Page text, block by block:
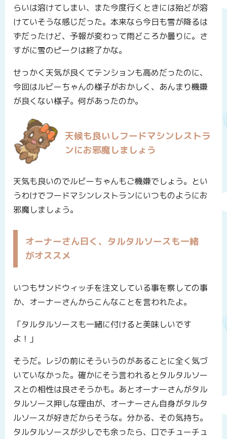
らいは溶けてしまい、また今度行くときには殆どが溶
けていそうな感じだった。本来なら今日も雪が降るは
ずだったけど、予報が変わって雨どころか曇りに。さ
すがに雪のピークは終了かな。
せっかく天気が良くてテンションも高めだったのに、
今回はルビーちゃんの様子がおかしく、あんまり機嫌
が良くない様子。何があったのか。
天候も良いしフードマシンレストラ
ンにお邪魔しましょう
天気も良いのでルビーちゃんもご機嫌でしょう。とい
うわけでフードマシンレストランにいつものようにお
邪魔しましょう。
オーナーさん曰く、タルタルソースも一緒
がオススメ
いつもサンドウィッチを注文している事を察しての事
か、オーナーさんからこんなことを言われたよ。
「タルタルソースも一緒に付けると美味しいです
よ！」
そうだ。レジの前にそういうのがあることに全く気づ
いていなかった。確かにそう言われるとタルタルソー
スとの相性は良さそうかも。あとオーナーさんがタル
タルソース押しな理由が、オーナーさん自身がタルタ
ルソースが好きだからそうな。分かる、その気持ち。
タルタルソースが少しでも余ったら、口でチューチュ